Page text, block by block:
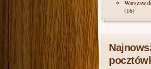
(16)